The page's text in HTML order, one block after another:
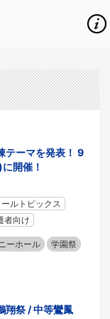
テーマを発表！ 9
開催！
ルトピックス
者向け
ーホール
学園祭
翔祭 / 中等鸞鳳